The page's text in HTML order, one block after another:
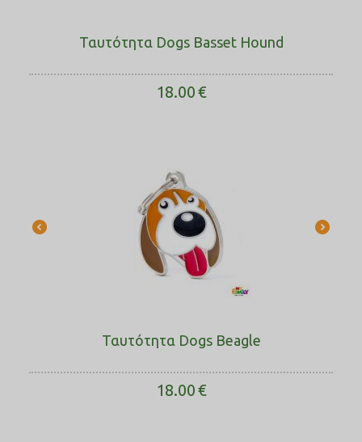
Ταυτότητα Dogs Basset Hound
18.00€
Ταυτότητα Dogs Beagle
18.00€